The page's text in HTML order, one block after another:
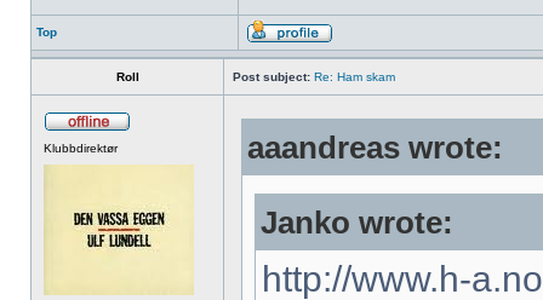
Top
Roll Post subject: Re: Ham skam
Klubbdirektør aaandreas wrote:
Janko wrote:
http://www.h-